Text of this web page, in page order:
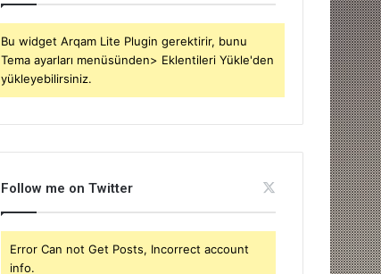
Bu widget Arqam Lite Plugin gerektirir, bunu
Tema ayarları menüsünden> Eklentileri Yükle'den
yükleyebilirsiniz.
Follow me on Twitter
Error Can not Get Posts, Incorrect account
info.